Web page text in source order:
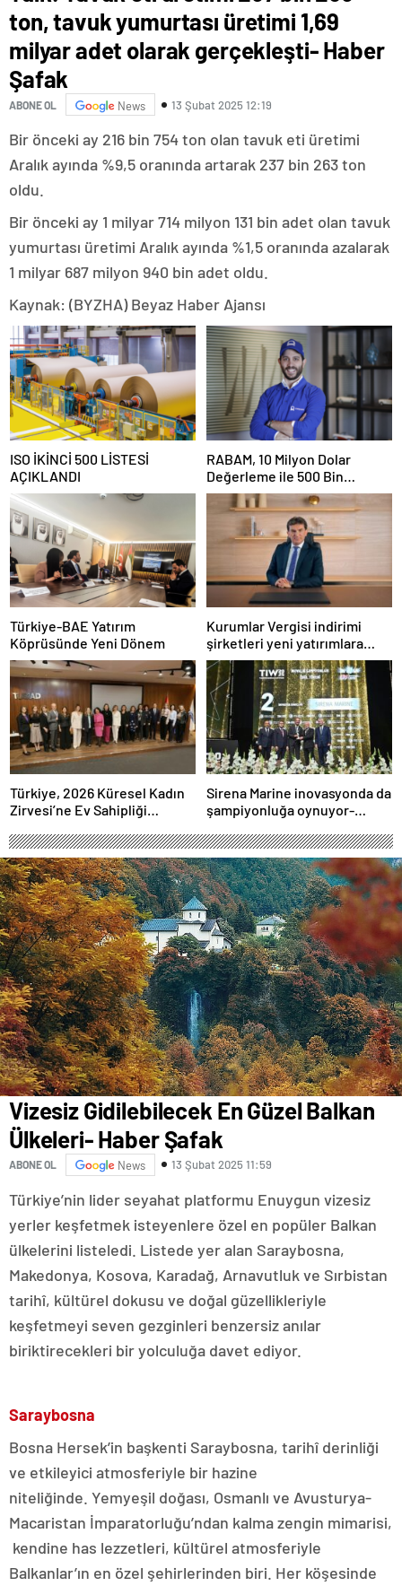
ton, tavuk yumurtası üretimi 1,69
milyar adet olarak gerçekleşti- Haber
Şafak
ABONE OL News 13 Şubat 2025 12:19
Bir önceki ay 216 bin 754 ton olan tavuk eti üretimi
Aralık ayında %9,5 oranında artarak 237 bin 263 ton
oldu.
Bir önceki ay 1 milyar 714 milyon 131 bin adet olan tavuk
yumurtası üretimi Aralık ayında %1,5 oranında azalarak
1 milyar 687 milyon 940 bin adet oldu.
Kaynak: (BYZHA) Beyaz Haber Ajansı
ISO İKİNCİ 500 LİSTESİ
AÇIKLANDI
RABAM, 10 Milyon Dolar
Değerleme ile 500 Bin
Dolarlık Yatırım Aldı
Türkiye-BAE Yatırım
Köprüsünde Yeni Dönem
Kurumlar Vergisi indirimi
şirketleri yeni yatırımlara
yönlendirecek
Türkiye, 2026 Küresel Kadın
Zirvesi’ne Ev Sahipliği
Sirena Marine inovasyonda da
şampiyonluğa oynuyor-
Vizesiz Gidilebilecek En Güzel Balkan
Ülkeleri- Haber Şafak
ABONE OL News 13 Şubat 2025 11:59
Türkiye’nin lider seyahat platformu Enuygun vizesiz
yerler keşfetmek isteyenlere özel en popüler Balkan
ülkelerini listeledi. Listede yer alan Saraybosna,
Makedonya, Kosova, Karadağ, Arnavutluk ve Sırbistan
tarihî, kültürel dokusu ve doğal güzellikleriyle
keşfetmeyi seven gezginleri benzersiz anılar
biriktirecekleri bir yolculuğa davet ediyor.
Saraybosna
Bosna Hersek’in başkenti Saraybosna, tarihî derinliği
ve etkileyici atmosferiyle bir hazine
niteliğinde. Yemyeşil doğası, Osmanlı ve Avusturya-
Macaristan İmparatorluğu’ndan kalma zengin mimarisi,
kendine has lezzetleri, kültürel atmosferiyle
Balkanlar’ın en özel şehirlerinden biri. Her köşesinde